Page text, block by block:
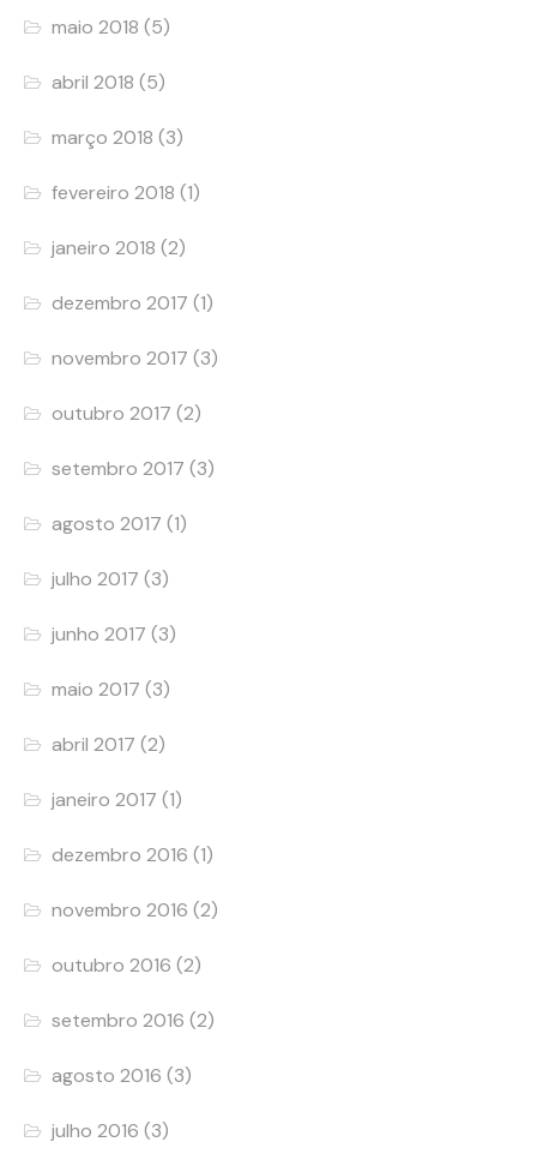
maio 2018 (5)
abril 2018 (5)
março 2018 (3)
fevereiro 2018 (1)
janeiro 2018 (2)
dezembro 2017 (1)
novembro 2017 (3)
outubro 2017 (2)
setembro 2017 (3)
agosto 2017 (1)
julho 2017 (3)
junho 2017 (3)
maio 2017 (3)
abril 2017 (2)
janeiro 2017 (1)
dezembro 2016 (1)
novembro 2016 (2)
outubro 2016 (2)
setembro 2016 (2)
agosto 2016 (3)
julho 2016 (3)